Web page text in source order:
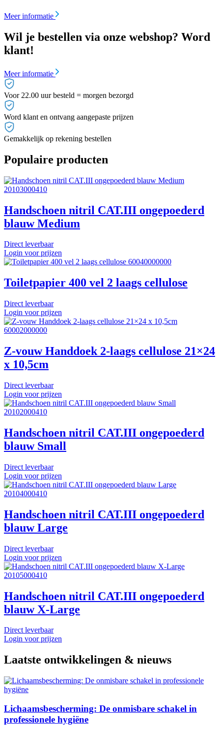
Meer informatie
Wil je bestellen via onze webshop? Word
klant!
Meer informatie
Voor 22.00 uur besteld = morgen bezorgd
Word klant en ontvang aangepaste prijzen
Gemakkelijk op rekening bestellen
Populaire producten
20103000410
Handschoen nitril CAT.III ongepoederd
blauw Medium
Direct leverbaar
Login voor prijzen
60040000000
Toiletpapier 400 vel 2 laags cellulose
Direct leverbaar
Login voor prijzen
60002000000
Z-vouw Handdoek 2-laags cellulose 21×24
x 10,5cm
Direct leverbaar
Login voor prijzen
20102000410
Handschoen nitril CAT.III ongepoederd
blauw Small
Direct leverbaar
Login voor prijzen
20104000410
Handschoen nitril CAT.III ongepoederd
blauw Large
Direct leverbaar
Login voor prijzen
20105000410
Handschoen nitril CAT.III ongepoederd
blauw X-Large
Direct leverbaar
Login voor prijzen
Laatste ontwikkelingen & nieuws
Lichaamsbescherming: De onmisbare schakel in
professionele hygiëne